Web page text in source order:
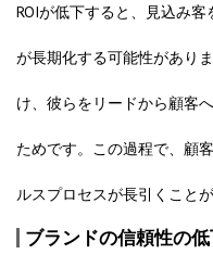
ROIが低下すると、見込み
が長期化する可能性があり
け、彼らをリードから顧客
ためです。この過程で、顧
ルスプロセスが長引くことが
ブランドの信頼性の